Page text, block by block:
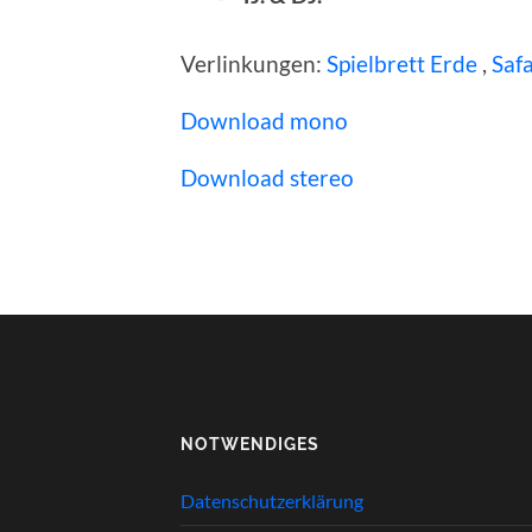
Verlinkungen: Spielbrett Erde ,
Download mono
Download stereo
NOTWENDIGES
Datenschutzerklärung